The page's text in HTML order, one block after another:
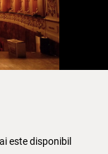
este disponibil